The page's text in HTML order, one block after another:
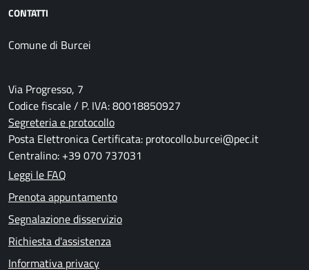
CONTATTI
Comune di Burcei
Via Progresso, 7
Codice fiscale / P. IVA: 80018850927
Segreteria e protocollo
Posta Elettronica Certificata: protocollo.burcei@pec.it
Centralino: +39 070 737031
Leggi le FAQ
Prenota appuntamento
Segnalazione disservizio
Richiesta d'assistenza
Informativa privacy